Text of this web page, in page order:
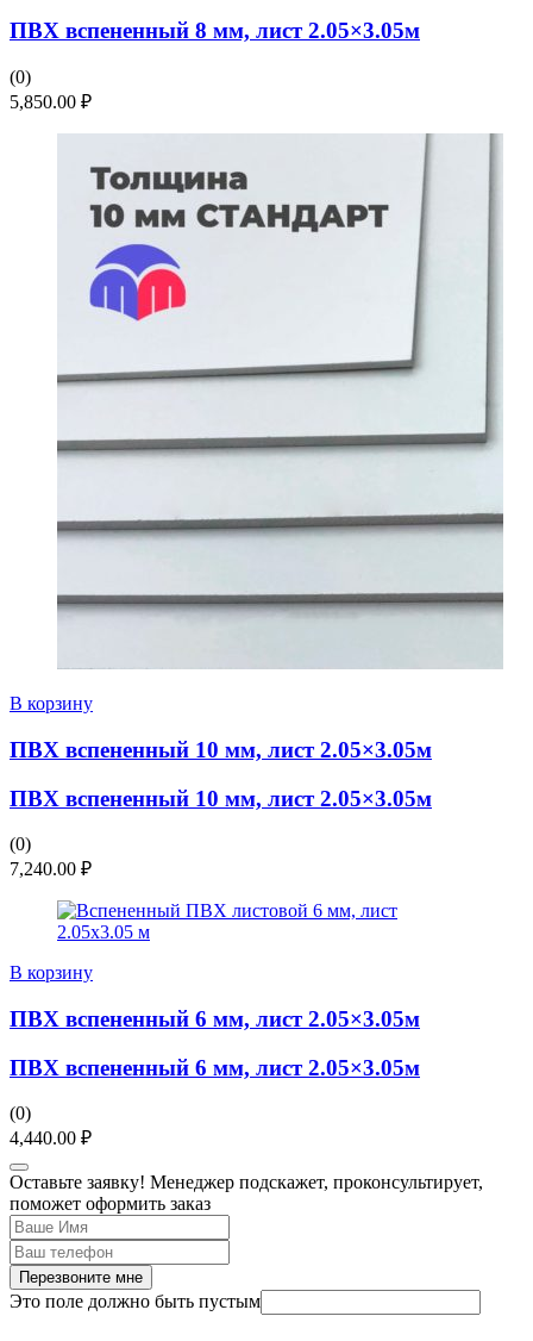
ПВХ вспененный 8 мм, лист 2.05×3.05м
(0)
5,850.00 ₽
В корзину
ПВХ вспененный 10 мм, лист 2.05×3.05м
ПВХ вспененный 10 мм, лист 2.05×3.05м
(0)
7,240.00 ₽
В корзину
ПВХ вспененный 6 мм, лист 2.05×3.05м
ПВХ вспененный 6 мм, лист 2.05×3.05м
(0)
4,440.00 ₽
Оставьте заявку! Менеджер подскажет, проконсультирует,
поможет оформить заказ
Перезвоните мне
Это поле должно быть пустым